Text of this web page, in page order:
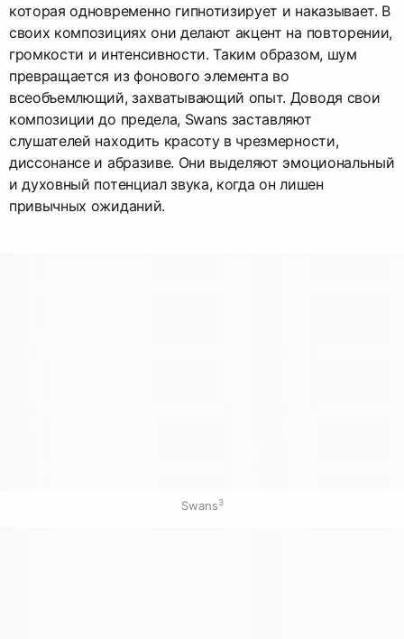
которая одновременно гипнотизирует и наказывает. В
своих композициях они делают акцент на повторении,
громкости и интенсивности. Таким образом, шум
превращается из фонового элемента во
всеобъемлющий, захватывающий опыт. Доводя свои
композиции до предела, Swans заставляют
слушателей находить красоту в чрезмерности,
диссонансе и абразиве. Они выделяют эмоциональный
и духовный потенциал звука, когда он лишен
привычных ожиданий.
Swans3